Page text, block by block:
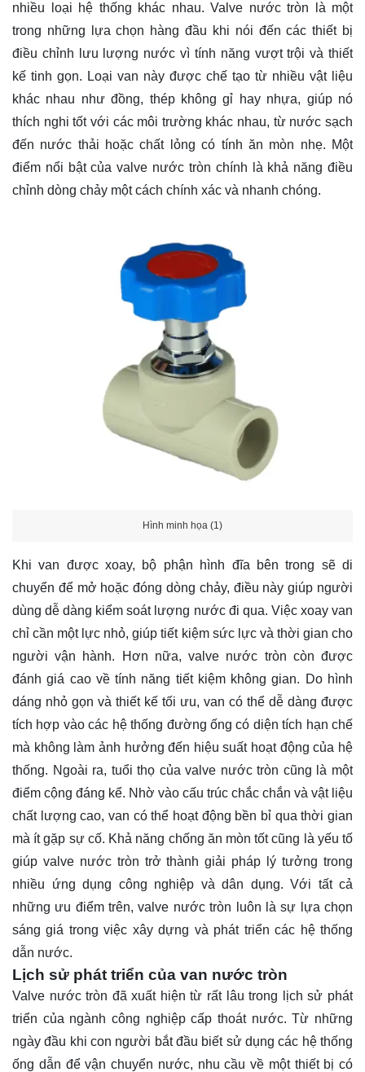
nhiều loại hệ thống khác nhau. Valve nước tròn là một
trong những lựa chọn hàng đầu khi nói đến các thiết bị
điều chỉnh lưu lượng nước vì tính năng vượt trội và thiết
kế tinh gọn. Loại van này được chế tạo từ nhiều vật liệu
khác nhau như đồng, thép không gỉ hay nhựa, giúp nó
thích nghi tốt với các môi trường khác nhau, từ nước sạch
đến nước thải hoặc chất lỏng có tính ăn mòn nhẹ. Một
điểm nổi bật của valve nước tròn chính là khả năng điều
chỉnh dòng chảy một cách chính xác và nhanh chóng.
Hình minh họa (1)
Khi van được xoay, bộ phận hình đĩa bên trong sẽ di
chuyển để mở hoặc đóng dòng chảy, điều này giúp người
dùng dễ dàng kiểm soát lượng nước đi qua. Việc xoay van
chỉ cần một lực nhỏ, giúp tiết kiệm sức lực và thời gian cho
người vận hành. Hơn nữa, valve nước tròn còn được
đánh giá cao về tính năng tiết kiệm không gian. Do hình
dáng nhỏ gọn và thiết kế tối ưu, van có thể dễ dàng được
tích hợp vào các hệ thống đường ống có diện tích hạn chế
mà không làm ảnh hưởng đến hiệu suất hoạt động của hệ
thống. Ngoài ra, tuổi thọ của valve nước tròn cũng là một
điểm cộng đáng kể. Nhờ vào cấu trúc chắc chắn và vật liệu
chất lượng cao, van có thể hoạt động bền bỉ qua thời gian
mà ít gặp sự cố. Khả năng chống ăn mòn tốt cũng là yếu tố
giúp valve nước tròn trở thành giải pháp lý tưởng trong
nhiều ứng dụng công nghiệp và dân dụng. Với tất cả
những ưu điểm trên, valve nước tròn luôn là sự lựa chọn
sáng giá trong việc xây dựng và phát triển các hệ thống
dẫn nước.
Lịch sử phát triển của van nước tròn
Valve nước tròn đã xuất hiện từ rất lâu trong lịch sử phát
triển của ngành công nghiệp cấp thoát nước. Từ những
ngày đầu khi con người bắt đầu biết sử dụng các hệ thống
ống dẫn để vận chuyển nước, nhu cầu về một thiết bị có